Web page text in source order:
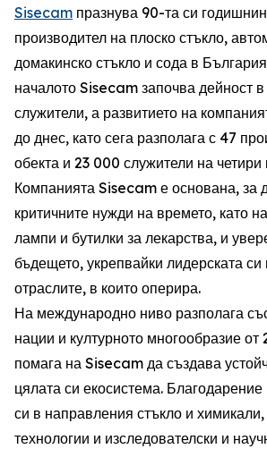
Sisecam празнува 90-та си
производител на плоско стъкло,
домакинско стъкло и сода в
началото Sisecam започва дейност
служители, а развитието на
до днес, като сега разполага с 47
обекта и 23 000 служители на четири
Компанията Sisecam е основана, за
критичните нужди на времето, като
лампи и бутилки за лекарства, и
бъдещето, укрепвайки лидерската си
отраслите, в които оперира.
На международно ниво разполага
нации и културното многообразие от
помага на Sisecam да създава
цялата си екосистема.
си в направления стъкло и
технологии и изследователски и